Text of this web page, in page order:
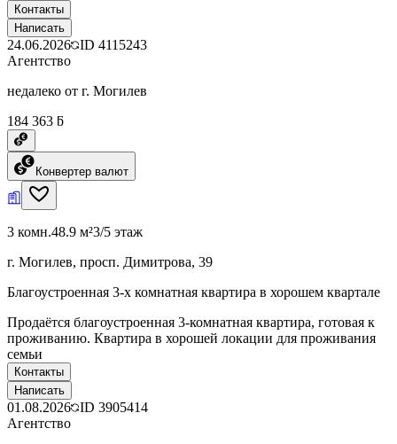
Контакты
Написать
24.06.2026 ID 4115243
Агентство
недалеко от г. Могилев
184 363 ƃ
Конвертер валют
3 комн.48.9 м²3/5 этаж
г. Могилев, просп. Димитрова, 39
Благоустроенная 3-х комнатная квартира в хорошем квартале
Продаётся благоустроенная 3-комнатная квартира, готовая к
проживанию. Квартира в хорошей локации для проживания
семьи
Контакты
Написать
01.08.2026 ID 3905414
Агентство